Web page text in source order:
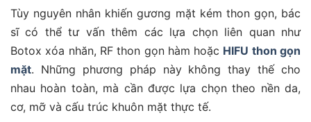
Tùy nguyên nhân khiến gương mặt kém thon gọn, bác
sĩ có thể tư vấn thêm các lựa chọn liên quan như
Botox xóa nhăn, RF thon gọn hàm hoặc HIFU thon gọn
mặt. Những phương pháp này không thay thế cho
nhau hoàn toàn, mà cần được lựa chọn theo nền da,
cơ, mỡ và cấu trúc khuôn mặt thực tế.